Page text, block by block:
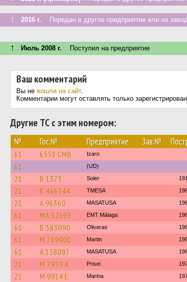
↑ 2016 г. Передан в другое предприятие или на
↑ Июль 2008 г. Поступил на предприятие
Ваш комментарий
Вы не вошли на сайт.
Комментарии могут оставлять только
Другие ТС с этим номером:
№ Гос.№ Предприятие Зав.№
61 6558 CMB Izaro
61 (UD)
21 B 1375 Soler
21 B 466544 TMESA
21 A 96360 MASATUSA
61 MA 52693 EMT Málaga
61 B 583090 Oliveras
61 M 789900 Martin
61 A 138097 MASATUSA
21 M 7959 A Prisei
21 M 9914 E Marina